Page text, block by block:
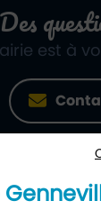
Des
est à